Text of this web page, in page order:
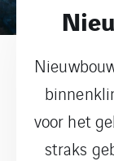
voor het
straks